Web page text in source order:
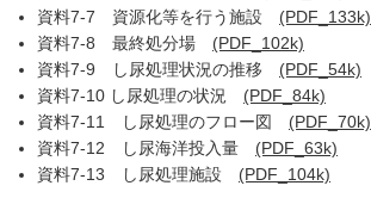
資料7-7 資源化等を行う施設 (PDF_133k)
資料7-8 最終処分場 (PDF_102k)
資料7-9 し尿処理状況の推移 (PDF_54k)
資料7-10 し尿処理の状況 (PDF_84k)
資料7-11 し尿処理のフロー図 (PDF_70k)
資料7-12 し尿海洋投入量 (PDF_63k)
資料7-13 し尿処理施設 (PDF_104k)